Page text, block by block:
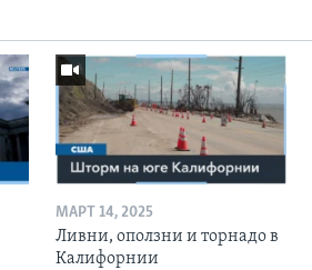
МАРТ 14, 2025
Ливни, оползни и торнадо в
Калифорнии